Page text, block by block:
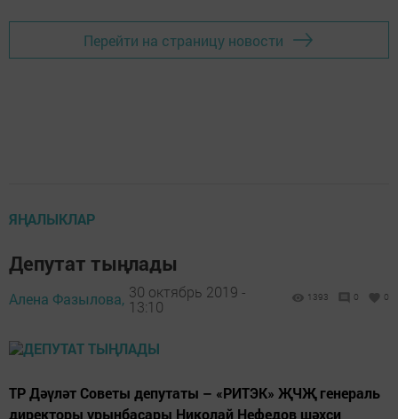
Перейти на страницу новости
ЯҢАЛЫКЛАР
Депутат тыңлады
Алена Фазылова, 30 октябрь 2019 -
13:10
1393 0 0
ТР Дәүләт Советы депутаты – «РИТЭК» ҖЧҖ генераль
директоры урынбасары Николай Нефедов шәхси